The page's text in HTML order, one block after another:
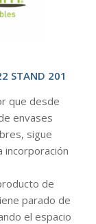
STAND 201
que desde
envases
sigue
incorporación
de
parado de
el espacio